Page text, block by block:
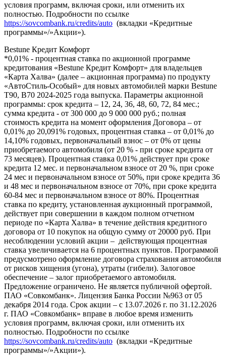
условия программ, включая сроки, или отменить их
полностью. Подробности по ссылке
https://sovcombank.ru/credits/auto (вкладки «Кредитные
программы»/»Акции»).
Bestune Кредит Комфорт
*0,01% - процентная ставка по акционной программе
кредитования «Bestune Кредит Комфорт» для владельцев
«Карта Халва» (далее – акционная программа) по продукту
«АвтоСтиль-Особый» для новых автомобилей марки Bestune
T90, B70 2024-2025 года выпуска. Параметры акционной
программы: срок кредита – 12, 24, 36, 48, 60, 72, 84 мес.;
сумма кредита - от 300 000 до 9 000 000 руб.; полная
стоимость кредита на момент оформления Договора – от
0,01% до 20,091% годовых, процентная ставка – от 0,01% до
14,10% годовых, первоначальный взнос – от 0% от цены
приобретаемого автомобиля (от 20 % - при сроке кредита от
73 месяцев). Процентная ставка 0,01% действует при сроке
кредита 12 мес. и первоначальном взносе от 20 %, при сроке
24 мес и первоначальном взносе от 50%, при сроке кредита 36
и 48 мес и первоначальном взносе от 70%, при сроке кредита
60-84 мес и первоначальном взносе от 80%. Процентная
ставка по кредиту, установленная аукционный программой,
действует при совершении в каждом полном отчетном
периоде по «Карта Халва» в течение действия кредитного
договора от 10 покупок на общую сумму от 20000 руб. При
несоблюдении условий акции – действующая процентная
ставка увеличивается на 6 процентных пунктов. Программой
предусмотрено оформление договора страхования автомобиля
от рисков хищения (угона), утраты (гибели). Залоговое
обеспечение – залог приобретаемого автомобиля.
Предложение ограничено. Не является публичной офертой.
ПАО «Совкомбанк». Лицензия Банка России №963 от 05
декабря 2014 года. Срок акции – с 13.07.2026 г. по 31.12.2026
г. ПАО «Совкомбанк» вправе в любое время изменить
условия программ, включая сроки, или отменить их
полностью. Подробности по ссылке
https://sovcombank.ru/credits/auto (вкладки «Кредитные
программы»/»Акции»).